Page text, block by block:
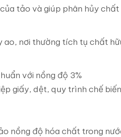
tảo và giúp phân hủy
nơi thường tích tụ chất
với nồng độ 3%
giấy, dệt, quy trình chế
nồng độ hóa chất trong